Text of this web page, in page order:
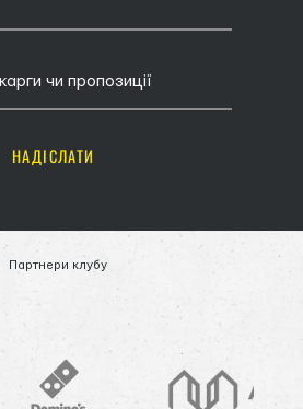
НАДІСЛАТИ
Партнери клубу